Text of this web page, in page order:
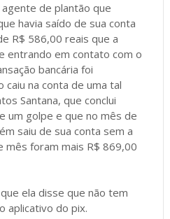
de plantão que
havia saído de sua conta
R$ 586,00 reais que a
entrando em contato com o
bancária foi
caiu na conta de uma tal
Santana, que conclui
um golpe e que no mês de
saiu de sua conta sem a
mês foram mais R$ 869,00
ela disse que não tem
aplicativo do pix.